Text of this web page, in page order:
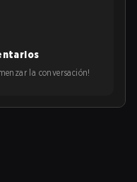
la conversación!